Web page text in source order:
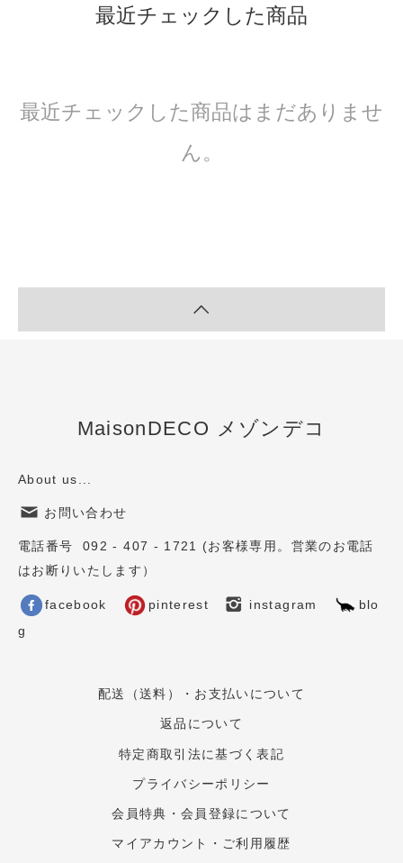
最近チェックした商品
最近チェックした商品はまだありませ
ん。
MaisonDECO メゾンデコ
About us...
お問い合わせ
電話番号 092 - 407 - 1721 (お客様専用。営業のお電話
はお断りいたします）
facebook pinterest instagram
blo
g
配送（送料）・お支払いについて
返品について
特定商取引法に基づく表記
プライバシーポリシー
会員特典・会員登録について
マイアカウント・ご利用履歴